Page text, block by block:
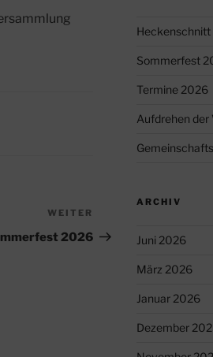
Beitrag
WEITER
2026
Heckenschnitt
Sommerfest
Termine 2026
Aufdrehen der
ARCHIV
Juni 2026
März 2026
Januar 2026
Dezember